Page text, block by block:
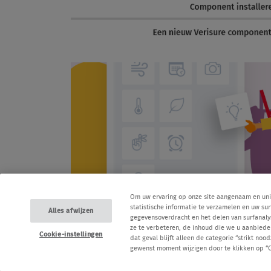
Alles afwijzen
Cookie-instellingen
Om uw ervaring op onze site aangenaam en
statistische informatie te verzamelen en uw
gegevensoverdracht en het delen van
ze te verbeteren, de inhoud die we u
dat geval blijft alleen de categorie “strikt
gewenst moment wijzigen door te klikken op